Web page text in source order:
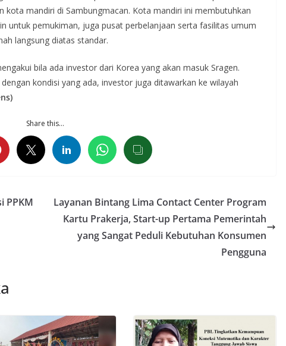
kota mandiri di Sambungmacan. Kota mandiri ini membutuhkan
untuk pemukiman, juga pusat perbelanjaan serta fasilitas umum
langsung diatas standar.
bila ada investor dari Korea yang akan masuk Sragen.
kondisi yang ada, investor juga ditawarkan ke wilayah
Share this…
PPKM
Layanan Bintang Lima Contact Center Program
Kartu Prakerja, Start-up Pertama Pemerintah
yang Sangat Peduli Kebutuhan Konsumen
Pengguna